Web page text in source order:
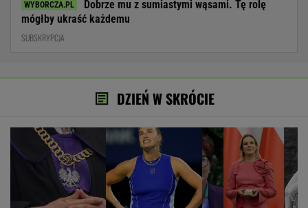
Dobrze mu z sumiastymi wąsami. Tę rolę
mógłby ukraść każdemu
SUBSKRYPCJA
DZIEŃ W SKRÓCIE